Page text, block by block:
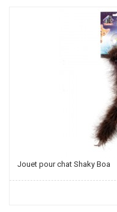
Jouet pour chat Shaky Boa